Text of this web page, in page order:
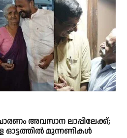
അവസാന ലാപ്പിലേക്ക്;
ഓട്ടത്തിൽ മുന്നണികൾ